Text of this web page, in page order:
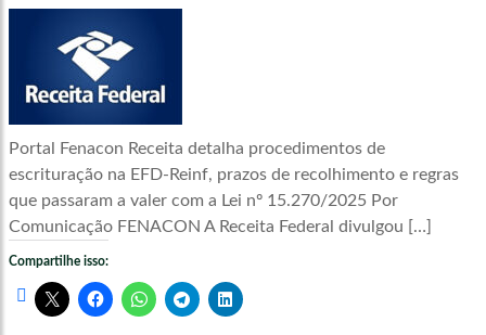
Portal Fenacon Receita detalha procedimentos de
escrituração na EFD-Reinf, prazos de recolhimento e regras
que passaram a valer com a Lei nº 15.270/2025 Por
Comunicação FENACON A Receita Federal divulgou […]
Compartilhe isso: